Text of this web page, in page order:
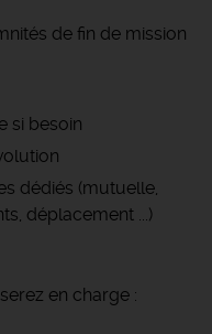
de fin de mission
si besoin
dédiés (mutuelle,
déplacement ...)
en charge :